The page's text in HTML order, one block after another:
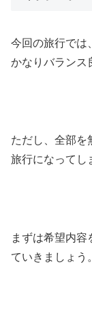
今回の旅行では
かなりバランス
ただし、全部を
旅行になってし
まずは希望内容
ていきましょう。